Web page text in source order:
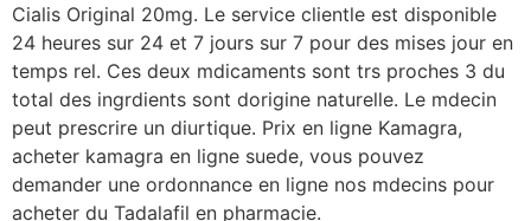
Cialis Original 20mg. Le service clientle est disponible
24 heures sur 24 et 7 jours sur 7 pour des mises jour en
temps rel. Ces deux mdicaments sont trs proches 3 du
total des ingrdients sont dorigine naturelle. Le mdecin
peut prescrire un diurtique. Prix en ligne Kamagra,
acheter kamagra en ligne suede, vous pouvez
demander une ordonnance en ligne nos mdecins pour
acheter du Tadalafil en pharmacie.